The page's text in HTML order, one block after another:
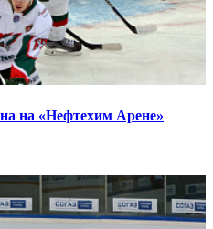
на «Нефтехим Арене»